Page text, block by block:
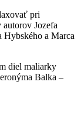
pri
Jozefa
a Marca
diel maliarky
Balka –